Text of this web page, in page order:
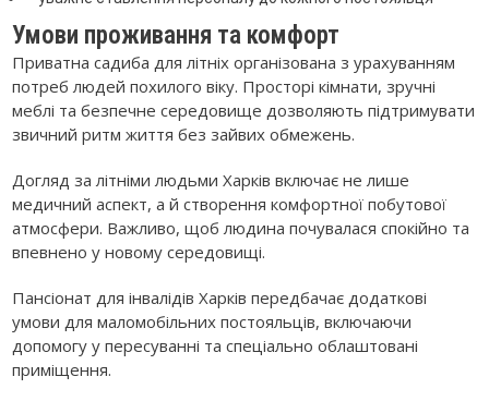
Умови проживання та комфорт
Приватна садиба для літніх організована з урахуванням
потреб людей похилого віку. Просторі кімнати, зручні
меблі та безпечне середовище дозволяють підтримувати
звичний ритм життя без зайвих обмежень.
Догляд за літніми людьми Харків включає не лише
медичний аспект, а й створення комфортної побутової
атмосфери. Важливо, щоб людина почувалася спокійно та
впевнено у новому середовищі.
Пансіонат для інвалідів Харків передбачає додаткові
умови для маломобільних постояльців, включаючи
допомогу у пересуванні та спеціально облаштовані
приміщення.